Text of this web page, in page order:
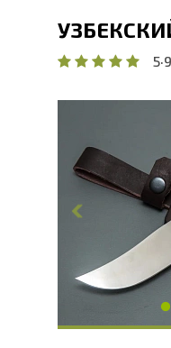
5·
Общая длина, мм
Длина клинка,
Ширина клинка,
Толщина обуха,
Ширина
Длина рукояти,
Толщина
Твердость